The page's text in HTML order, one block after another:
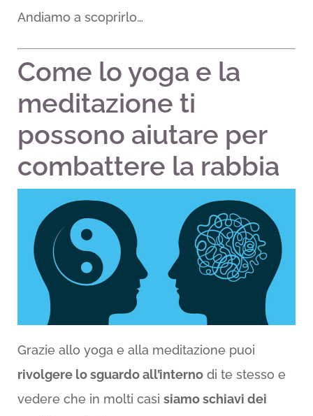
Andiamo a scoprirlo…
Come lo yoga e la
meditazione ti
possono aiutare per
combattere la rabbia
Grazie allo yoga e alla meditazione puoi
rivolgere lo sguardo all’internodi te stesso e
vedere che in molti casi siamo schiavi dei